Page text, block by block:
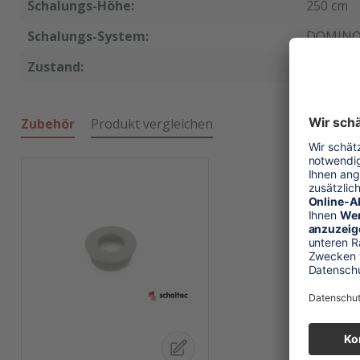
Schalungs-Höhe:
250 cm
Schalungs-System:
Zustand:
Zubehör
Produkt vergleichen